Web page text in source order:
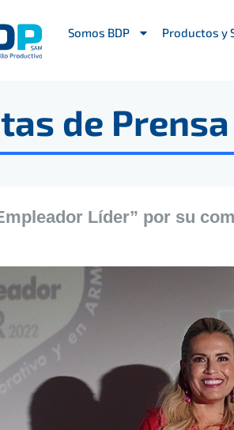
Somos BDP Productos y
de Prensa
Líder” por su